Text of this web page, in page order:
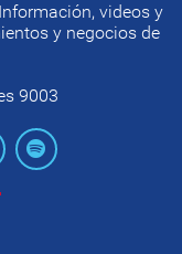
videos y
y negocios de
9003